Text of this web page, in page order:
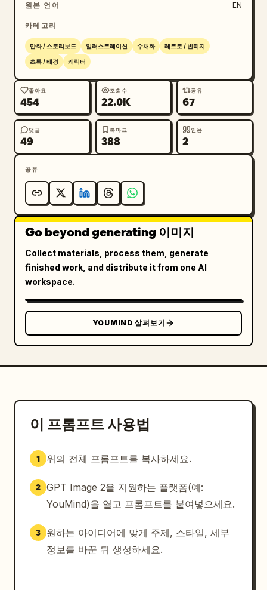
원본 언어 EN
카테고리
만화 / 스토리보드 일러스트레이션 수채화 레트로 / 빈티지
초록 / 배경 캐릭터
좋아요
454
조회수
22.0K
공유
67
댓글
49
북마크
388
인용
2
공유
Go beyond generating 이미지
Collect materials, process them, generate
finished work, and distribute it from one AI
workspace.
YOUMIND 살펴보기
이 프롬프트 사용법
1 위의 전체 프롬프트를 복사하세요.
2 GPT Image 2을 지원하는 플랫폼(예:
YouMind)을 열고 프롬프트를 붙여넣으세요.
3
원하는 아이디어에 맞게 주제, 스타일, 세부
정보를 바꾼 뒤 생성하세요.